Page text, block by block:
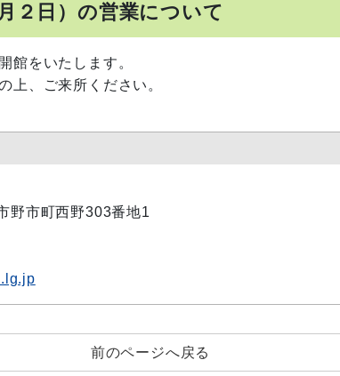
２日）の営業について
館をいたします。
上、ご来所ください。
野市町西野303番地1
前のページへ戻る